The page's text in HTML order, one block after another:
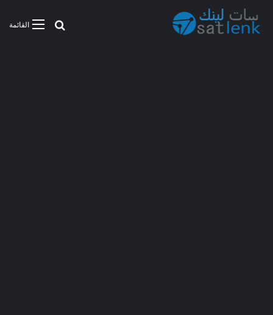
القائمةبحث عن